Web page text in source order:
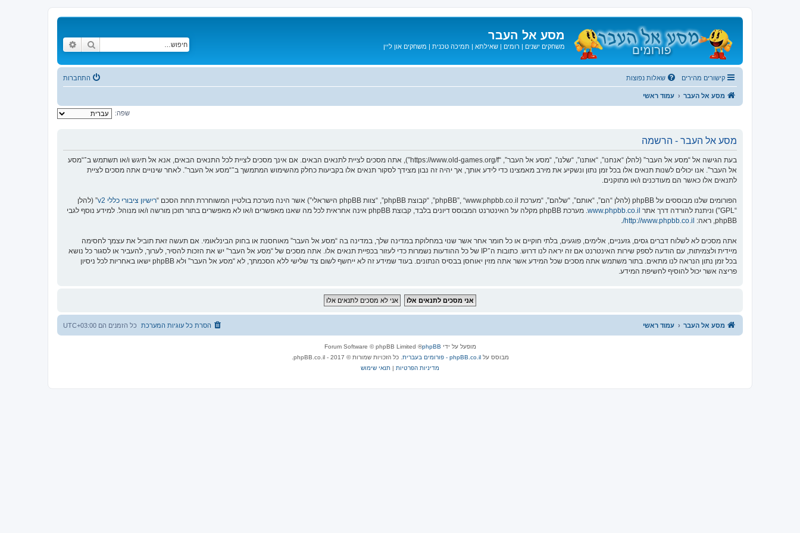
מסע אל העבר
משחקים ישנים | רומים | שאילתא | תמיכה טכנית | משחקים און ליין חיפוש
קישורים מהירים שאלות נפוצות התחברות
מסע אל העבר עמוד ראשי
שפה:
מסע אל העבר - הרשמה
בעת הגישה אל “מסע אל העבר” (להלן “אנחנו”, “אותנו”, “שלנו”, “מסע אל העבר”, “https://www.old-games.org/f”), אתה מסכים לציית לתנאים הבאים. אם אינך מסכים לציית לכל התנאים הבאים, אנא אל תיגש ו/או תשתמש ב־“מסע
אל העבר”. אנו יכולים לשנות תנאים אלו בכל זמן נתון ונשקיע את מירב מאמצינו כדי לידע אותך, אך יהיה זה נבון מצידך לסקור תנאים אלו בקביעות כחלק מהשימוש המתמשך ב־“מסע אל העבר”. לאחר שינויים אתה מסכים לציית
לתנאים אלו כאשר הם מעודכנים ו/או מתוקנים.
הפורומים שלנו מבוססים על phpBB (להלן “הם”, “אותם”, “שלהם”, “מערכת phpBB”, “www.phpbb.co.il”, “קבוצת phpBB”, “צוות phpBB הישראלי”) אשר הינה מערכת בולטיין המשוחררת תחת הסכם “ רישיון ציבורי כללי v2
” (להלן
“GPL”) וניתנת להורדה דרך אתר
www.phpbb.co.il
. מערכת phpBB מקלה על האינטרנט המבוסס דיונים בלבד, קבוצת phpBB אינה אחראית לכל מה שאנו מאפשרים ו/או לא מאפשרים בתור תוכן מורשה ו/או מנוהל. למידע נוסף לגבי
phpBB, ראה:
http://www.phpbb.co.il/
אתה מסכים לא לשלוח דברים גסים, גזעניים, אלימים, פוגעים, בלתי חוקיים או כל חומר אחר אשר שנוי במחלוקת במדינה שלך, במדינה בה “מסע אל העבר” מאוחסנת או בחוק הבינלאומי. אם תעשה זאת תוביל את עצמך לחסימה
מיידית ולצמיתות, עם הודעה לספק שירות האינטרנט אם זה יראה לנו דרוש. כתובות ה־IP של כל ההודעות נשמרות כדי לעזור בכפיית תנאים אלו. אתה מסכים של “מסע אל העבר” יש את הזכות להסיר, לערוך, להעביר או לסגור כל נושא
בכל זמן נתון הנראה לנו מתאים. בתור משתמש אתה מסכים שכל המידע אשר אתה מזין יאוחסן בבסיס הנתונים. בעוד שמידע זה לא ייחשף לשום צד שלישי ללא הסכמתך, לא “מסע אל העבר” ולא phpBB ישאו באחריות לכל ניסיון
פריצה אשר יכול להוסיף לחשיפת המידע.
מסע אל העבר עמוד ראשי כל הזמנים הם UTC+03:00 הסרת כל עוגיות המערכת
מופעל על ידי phpBB
® Forum Software © phpBB Limited
מבוסס עלphpBB.co.il - פורומים בעברית
. כל הזכויות שמורות © 2017 - phpBB.co.il.
מדיניות הפרטיות | תנאי שימוש